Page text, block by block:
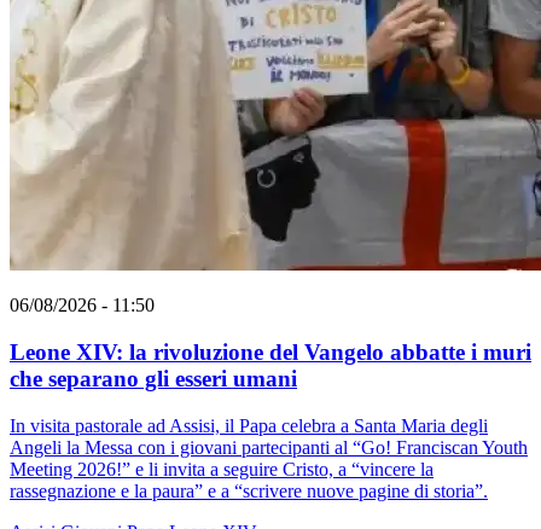
06/08/2026 - 11:50
Leone XIV: la rivoluzione del Vangelo abbatte i muri
che separano gli esseri umani
In visita pastorale ad Assisi, il Papa celebra a Santa Maria degli
Angeli la Messa con i giovani partecipanti al “Go! Franciscan Youth
Meeting 2026!” e li invita a seguire Cristo, a “vincere la
rassegnazione e la paura” e a “scrivere nuove pagine di storia”.